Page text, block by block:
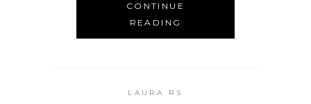
CONTINUE
READING
LAURA RS